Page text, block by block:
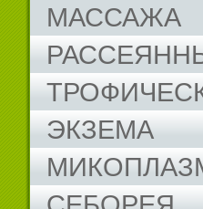
МАССАЖА
ЭКЗЕМА